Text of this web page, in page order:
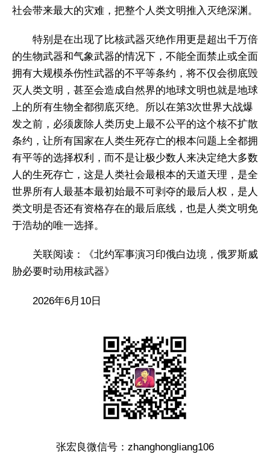
社会带来最大的灾难，把整个人类文明推入灭绝深渊。
特别是在出现了比核武器灭绝作用更是超出千万倍
的生物武器和气象武器的情况下，不能全面禁止或全面
拥有大规模杀伤性武器的不平等条约，将不仅会彻底毁
灭人类文明，甚至会造成自然界的地球文明也就是地球
上的所有生物全都彻底灭绝。所以在第3次世界大战爆
发之前，必须废除人类历史上最不公平的这个核不扩散
条约，让所有国家在人类生死存亡的根本问题上全都拥
有平等的选择权利，而不是让极少数人来决定绝大多数
人的生死存亡，这是人类社会最根本的天道天理，是全
世界所有人最基本最初始最不可剥夺的最后人权，是人
类文明是否还有资格存在的最后底线，也是人类文明免
于浩劫的唯一选择。
关联阅读：《北约军事演习印俄白边境，俄罗斯威
胁必要时动用核武器》
2026年6月10日
张宏良微信号：zhanghongliang106